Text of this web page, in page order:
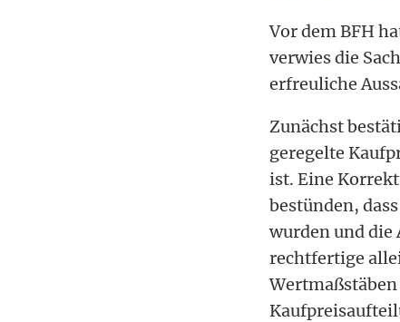
Vor dem BFH
verwies die
erfreuliche
Zunächst
geregelte
ist. Eine
bestünden,
wurden und
rechtfertige